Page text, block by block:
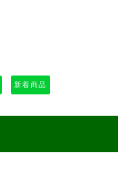
新着商品